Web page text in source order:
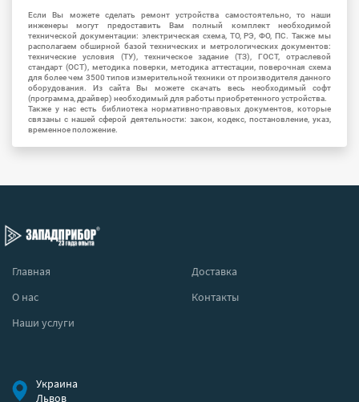
Если Вы можете сделать ремонт устройства самостоятельно, то наши
инженеры могут предоставить Вам полный комплект необходимой
технической документации: электрическая схема, ТО, РЭ, ФО, ПС. Также мы
располагаем обширной базой технических и метрологических документов:
технические условия (ТУ), техническое задание (ТЗ), ГОСТ, отраслевой
стандарт (ОСТ), методика поверки, методика аттестации, поверочная схема
для более чем 3500 типов измерительной техники от производителя данного
оборудования. Из сайта Вы можете скачать весь необходимый софт
(программа, драйвер) необходимый для работы приобретенного устройства.
Также у нас есть библиотека нормативно-правовых документов, которые
связаны с нашей сферой деятельности: закон, кодекс, постановление, указ,
временное положение.
Главная
Доставка
О нас
Контакты
Наши услуги
Украина
Львов